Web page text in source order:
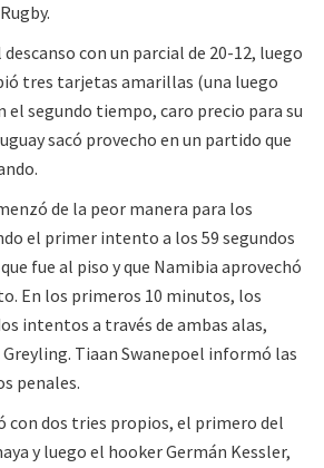
con un parcial de 20-12, luego
tres tarjetas amarillas (una luego
el segundo tiempo, caro precio para su
sacó provecho en un partido que
de la peor manera para los
el primer intento a los 59 segundos
fue al piso y que Namibia aprovechó
En los primeros 10 minutos, los
intentos a través de ambas alas,
Tiaan Swanepoel informó las
penales.
con dos tries propios, el primero del
y luego el hooker Germán Kessler,